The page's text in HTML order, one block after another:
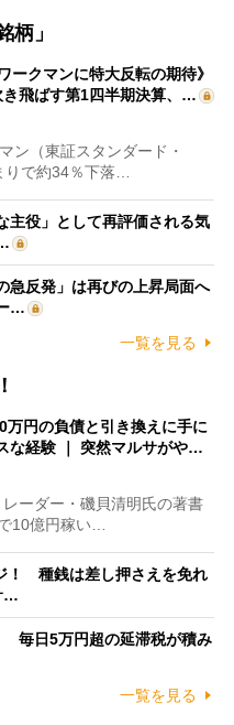
柄」
ークマンに特大反転の期待》
飛ばす第1四半期決算、…
ン（東証スタンダード・
で約34％下落…
主役」として再評価される気
急反発」は再びの上昇局面へ
…
一覧を見る
万円の負債と引き換えに手に
な経験 ｜ 突然マルサがや…
ーダー・磯貝清明氏の著書
10億円稼い…
！ 種銭は差し押さえを免れ
…
毎日5万円超の延滞税が積み
一覧を見る